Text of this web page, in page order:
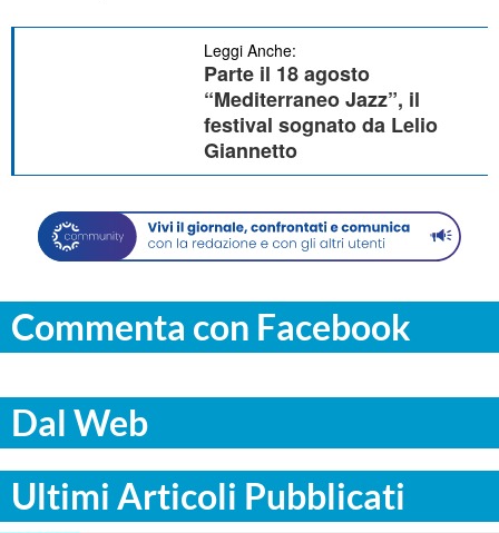
Leggi Anche:
Parte il 18 agosto
“Mediterraneo Jazz”, il
festival sognato da Lelio
Giannetto
Commenta con Facebook
Dal Web
Ultimi Articoli Pubblicati